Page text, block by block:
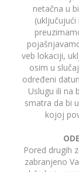
netačna u
veb lokaciji,
osim u
određeni
Uslugu ili na
smatra da bi
kojoj
Pored drugih
zabranjeno